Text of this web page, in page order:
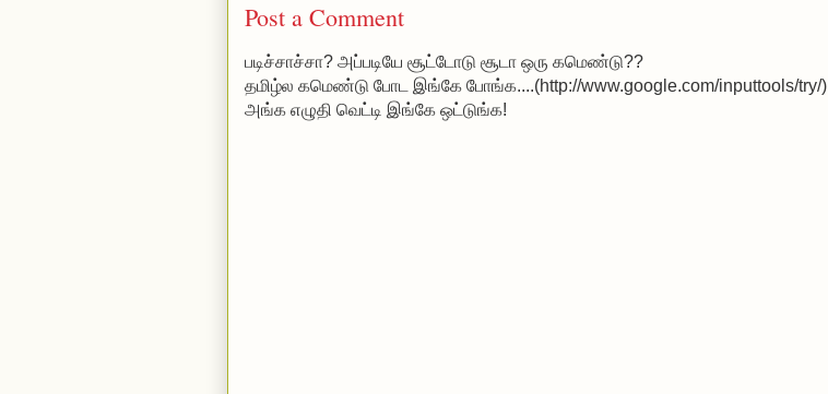
Post a Comment
படிச்சாச்சா? அப்படியே சூட்டோடு சூடா ஒரு கமெண்டு??
தமிழ்ல கமெண்டு போட இங்கே போங்க....(http://www.google.com/inputtools/try/)
அங்க எழுதி வெட்டி இங்கே ஒட்டுங்க!